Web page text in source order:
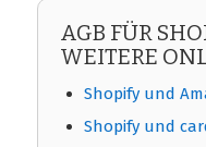
AGB FÜR
WEITERE
Shopify und
Shopify und